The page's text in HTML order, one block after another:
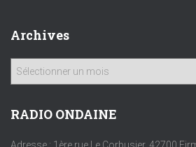
Archives
h
v
RADIO ONDAINE